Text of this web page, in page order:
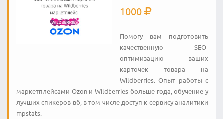
1000
Помогу вам подготовить
качественную SEO-
оптимизацию ваших
карточек товара на
Wildberries. Опыт работы с
маркетплейсами Ozon и Wildberries больше года, обучение у
лучших спикеров вб, в том числе доступ к сервису аналитики
mpstats.